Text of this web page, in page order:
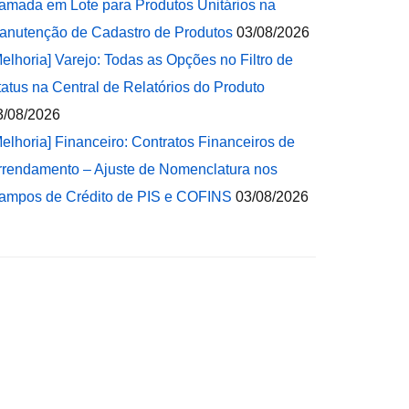
em Lote para Produtos Unitários na
de Cadastro de Produtos 03/08/2026
Varejo: Todas as Opções no Filtro de
na Central de Relatórios do Produto
08/2026
Financeiro: Contratos Financeiros de
– Ajuste de Nomenclatura nos
de Crédito de PIS e COFINS 03/08/2026